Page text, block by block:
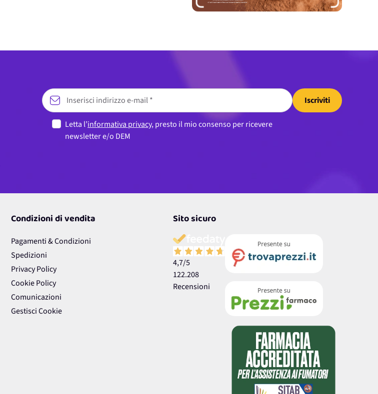
Iscriviti
Letta l’informativa privacy, presto il mio consenso per ricevere
newsletter e/o DEM
Condizioni di vendita
Pagamenti & Condizioni
Spedizioni
Privacy Policy
Cookie Policy
Comunicazioni
Gestisci Cookie
Sito sicuro
4,7/5
122.208
Recensioni